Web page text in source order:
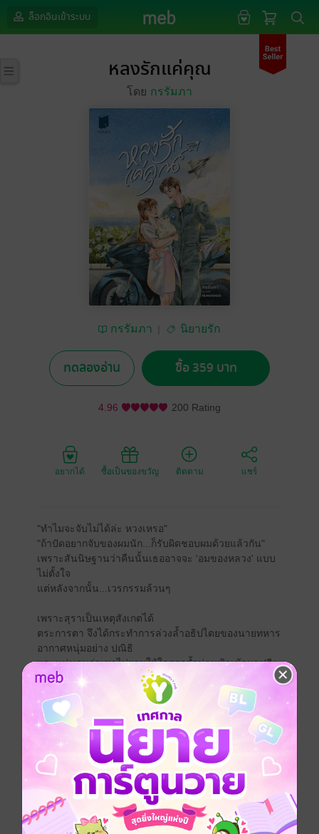
ล็อกอินเข้าระบบ
หลงรักแค่คุณ
โดย กรรัมภา
กรรัมภา นิยายรัก
ทดลองอ่าน ซื้อ 359 บาท
4.96 200 Rating
อยากได้ ซื้อเป็นของขวัญ ติดตาม แชร์
"ทำไมจะจับไม่ได้ล่ะ หวงเหรอ"
"ถ้าปัดอยากจับของผมนัก...ก็รับผิดชอบผมด้วยแล้วกัน"
เพราะสันนิษฐานว่าคืนนั้นเธออาจจะ 'อมของหลวง' แบบ
ไม่ตั้งใจ
แต่หลังจากนั้น...เวรกรรมล้วนๆ
เพราะสุราเป็นเหตุสังเกตได้
ตระการตา จึงได้กระทำการล่วงล้ำอธิปไตยของนายทหาร
อากาศหนุ่มอย่าง ปณิธิ
และแน่นอนว่าเขาไม่ยอมให้ใครรุกล้ำน่านฟ้าเข้ามาฟรีๆ
เธอต้องชดใช้อย่างสาสม โทษฐานที่ 'อมของหลวง'
ข้อตกลงแบบ friends with benefits จึงเกิดขึ้น...
แต่ friends with benefits แบบใดให้ถลำลึก
คบกันเฉพาะกิจแบบใดให้ตัวติดกันทั้งวันคืน
ทว่ายังไม่ทันถึงวันที่ต้องแยกย้าย เธอก็พบว่าเขามีตัวจริง
ซ่อนอยู่
เธอจึงเลือกจากไปแบบเงียบๆ จบกันแบบงงๆ
ทว่าปณิธิไม่ยอมให้เรื่องจบง่ายๆ
ด้วยวิสัยนักบินขับไล่ แค่ตามล่าใครบางคนไม่ใช่เรื่องยาก